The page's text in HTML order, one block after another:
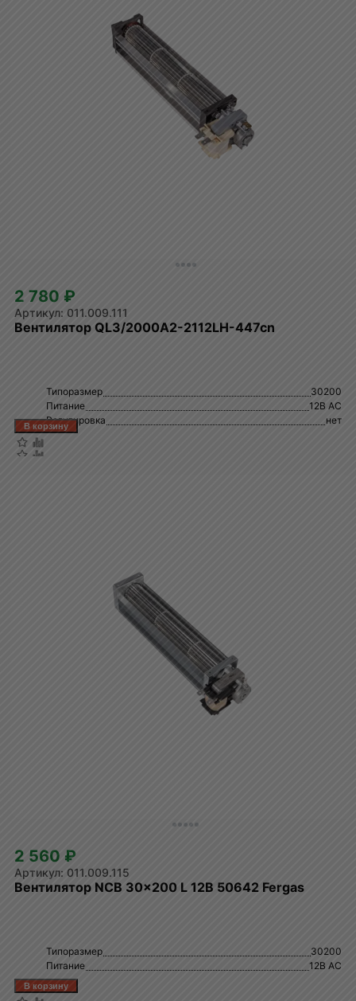
2 780 ₽
011.009.111
Вентилятор QL3/2000A2-2112LH-447cn
Типоразмер
30200
Питание
12В AC
Регулировка
нет
2 560 ₽
011.009.115
Вентилятор NCB 30x200 L 12В 50642 Fergas
Типоразмер
30200
Питание
12В AC